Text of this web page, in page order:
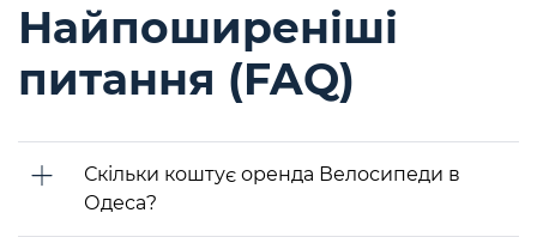
Найпоширеніші
питання (FAQ)
Скільки коштує оренда Велосипеди в
Одеса?